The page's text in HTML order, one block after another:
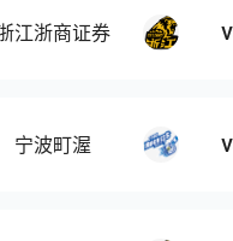
江浙商证券
宁波町渥